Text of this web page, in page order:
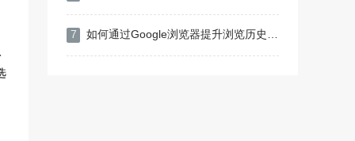
7 如何通过Google浏览器提升浏览历史管理